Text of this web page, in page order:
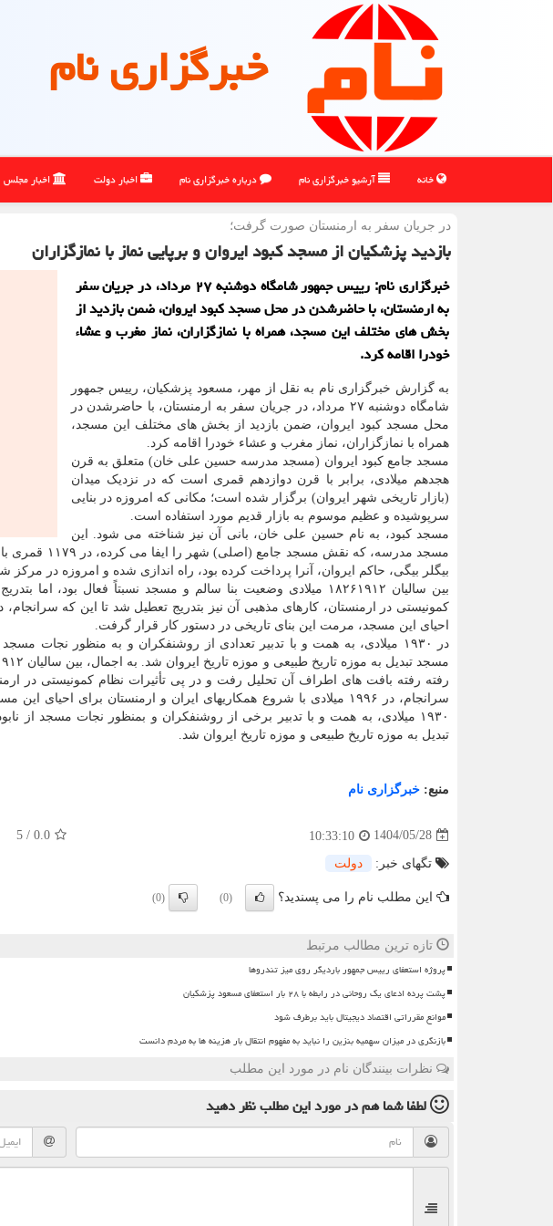
خبرگزاری نام
خانه آرشیو خبرگزاری نام درباره خبرگزاری نام اخبار دولت اخبار مجلس
در جریان سفر به ارمنستان صورت گرفت؛
بازدید پزشکیان از مسجد کبود ایروان و برپایی نماز با نمازگزاران
خبرگزاری نام: رییس جمهور شامگاه دوشنبه ۲۷ مرداد، در جریان سفر
به ارمنستان، با حاضرشدن در محل مسجد کبود ایروان، ضمن بازدید از
بخش های مختلف این مسجد، همراه با نمازگزاران، نماز مغرب و عشاء
خودرا اقامه کرد.
به گزارش خبرگزاری نام به نقل از مهر، مسعود پزشکیان، رییس جمهور
شامگاه دوشنبه ۲۷ مرداد، در جریان سفر به ارمنستان، با حاضرشدن در
محل مسجد کبود ایروان، ضمن بازدید از بخش های مختلف این مسجد،
همراه با نمازگزاران، نماز مغرب و عشاء خودرا اقامه کرد.
مسجد جامع کبود ایروان (مسجد مدرسه حسین علی خان) متعلق به قرن
هجدهم میلادی، برابر با قرن دوازدهم قمری است که در نزدیک میدان
(بازار تاریخی شهر ایروان) برگزار شده است؛ مکانی که امروزه در بنایی
سرپوشیده و عظیم موسوم به بازار قدیم مورد استفاده است.
مسجد کبود، به نام حسین علی خان، بانی آن نیز شناخته می شود. این
بیگلر بیگی، حاکم ایروان، آنرا پرداخت کرده بود، راه اندازی شده و امروزه در
بین سالیان ۱۸۲۶۱۹۱۲ میلادی وضعیت بنا سالم و مسجد نسبتاً فعال
احیای این مسجد، مرمت این بنای تاریخی در دستور کار قرار گرفت.
در ۱۹۳۰ میلادی، به همت و با تدبیر تعدادی از روشنفکران و به منظور نجات
رفته رفته بافت های اطراف آن تحلیل رفت و در پی تأثیرات نظام کمونیستی در
سرانجام، در ۱۹۹۶ میلادی با شروع همکاریهای ایران و ارمنستان برای
۱۹۳۰ میلادی، به همت و با تدبیر برخی از روشنفکران و بمنظور نجات مسجد از
تبدیل به موزه تاریخ طبیعی و موزه تاریخ ایروان شد.
منبع: خبرگزاری نام
1404/05/28
10:33:10
0.0
/
5
تگهای خبر: دولت
این مطلب نام را می پسندید؟ (0)
(0)
تازه ترین مطالب مرتبط
پروژه استعفای رییس جمهور باردیگر روی میز تندروها
پشت پرده ادعای یک روحانی در رابطه با ۲۸ بار استعفای مسعود پزشکیان
موانع مقرراتی اقتصاد دیجیتال باید برطرف شود
بازنگری در میزان سهمیه بنزین را نباید به مفهوم انتقال بار هزینه ها به مردم دانست
نظرات بینندگان نام در مورد این مطلب
لطفا شما همدر مورد این مطلبنظر دهید